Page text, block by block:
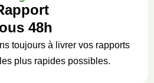
48h
toujours à livrer vos rapports
plus rapides possibles.